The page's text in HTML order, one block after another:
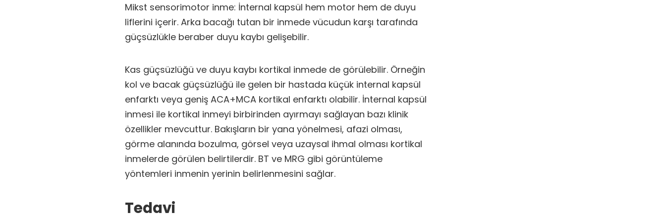
Mikst sensorimotor inme: İnternal kapsül hem motor hem de duyu
liflerini içerir. Arka bacağı tutan bir inmede vücudun karşı tarafında
güçsüzlükle beraber duyu kaybı gelişebilir.
Kas güçsüzlüğü ve duyu kaybı kortikal inmede de görülebilir. Örneğin
kol ve bacak güçsüzlüğü ile gelen bir hastada küçük internal kapsül
enfarktı veya geniş ACA+MCA kortikal enfarktı olabilir. İnternal kapsül
inmesi ile kortikal inmeyi birbirinden ayırmayı sağlayan bazı klinik
özellikler mevcuttur. Bakışların bir yana yönelmesi, afazi olması,
görme alanında bozulma, görsel veya uzaysal ihmal olması kortikal
inmelerde görülen belirtilerdir. BT ve MRG gibi görüntüleme
yöntemleri inmenin yerinin belirlenmesini sağlar.
Tedavi